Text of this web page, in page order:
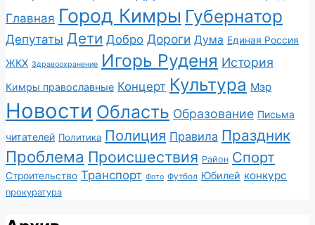
Главная Город Кимры Губернатор
Депутаты Дети Добро Дороги Дума Единая Россия
ЖКХ Здравоохранение Игорь Руденя История
Кимры православные Концерт Культура Мэр
Новости Область Образование Письма
читателей Политика Полиция Правила Праздник
Проблема Происшествия Район Спорт
Строительство Транспорт Фото Футбол Юбилей конкурс
прокуратура